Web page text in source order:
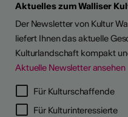
Aktuelles zum Walliser
Der Newsletter von Kultur
liefert Ihnen das aktuelle
Kulturlandschaft kompakt
Aktuelle Newsletter ansehen
Für Kulturschaffende
Für Kulturinteressierte